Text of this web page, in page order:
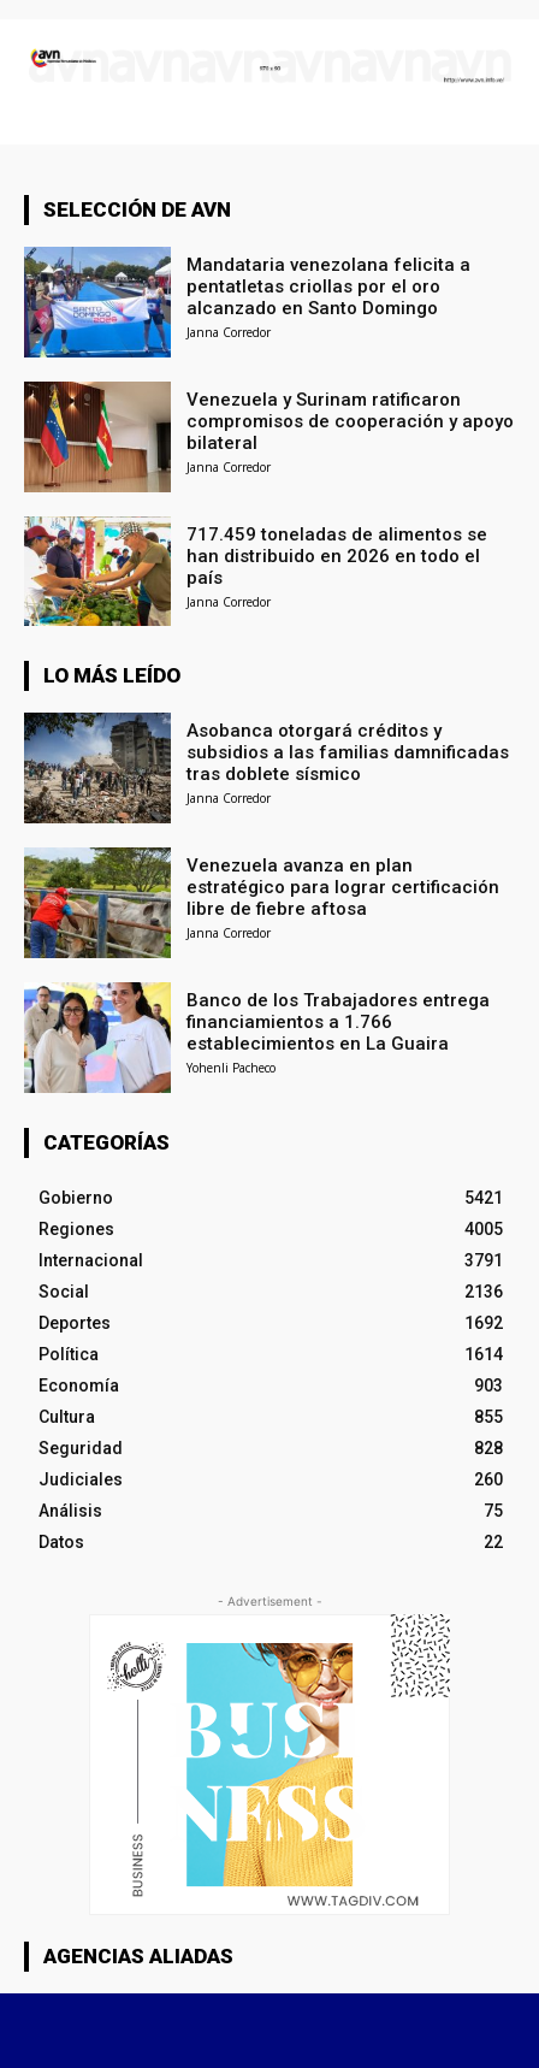
SELECCIÓN DE AVN
Mandataria venezolana felicita a
pentatletas criollas por el oro
alcanzado en Santo Domingo
Janna Corredor
Venezuela y Surinam ratificaron
compromisos de cooperación y apoyo
bilateral
Janna Corredor
717.459 toneladas de alimentos se
han distribuido en 2026 en todo el
país
Janna Corredor
LO MÁS LEÍDO
Asobanca otorgará créditos y
subsidios a las familias damnificadas
tras doblete sísmico
Janna Corredor
Venezuela avanza en plan
estratégico para lograr certificación
libre de fiebre aftosa
Janna Corredor
Banco de los Trabajadores entrega
financiamientos a 1.766
establecimientos en La Guaira
Yohenli Pacheco
CATEGORÍAS
Gobierno
5421
Regiones
4005
Internacional
3791
Social
2136
Deportes
1692
Política
1614
Economía
903
Cultura
855
Seguridad
828
Judiciales
260
Análisis
75
Datos
22
- Advertisement -
AGENCIAS ALIADAS